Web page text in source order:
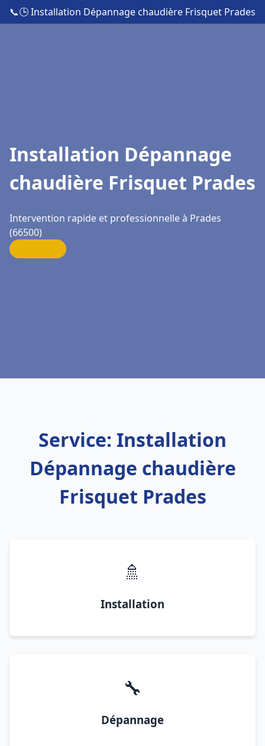
📞🕒 Installation Dépannage chaudière Frisquet Prades
Installation Dépannage
chaudière Frisquet Prades
Intervention rapide et professionnelle à Prades
(66500)
Service: Installation
Dépannage chaudière
Frisquet Prades
🚿
Installation
🔧
Dépannage